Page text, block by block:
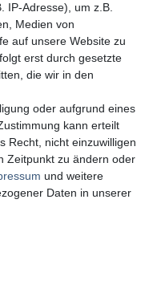
IP-Adresse), um z.B.
Medien von
auf unsere Website zu
erst durch gesetzte
die wir in den
oder aufgrund eines
kann erteilt
Recht, nicht einzuwilligen
Zeitpunkt zu ändern oder
und weitere
Daten in unserer